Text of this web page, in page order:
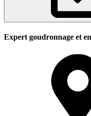
Expert goudronnage et